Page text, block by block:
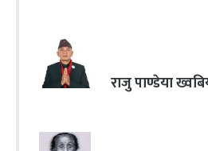
राजु पाण्डेया